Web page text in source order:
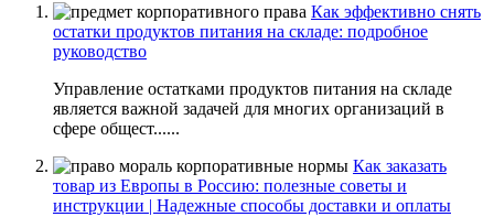
Как эффективно снять
остатки продуктов питания на складе: подробное
руководство
Управление остатками продуктов питания на складе
является важной задачей для многих организаций в
сфере общест......
Как заказать
товар из Европы в Россию: полезные советы и
инструкции | Надежные способы доставки и оплаты